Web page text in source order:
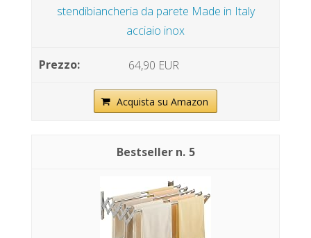
stendibiancheria da parete Made in Italy
acciaio inox
64,90 EUR
Acquista su Amazon
5